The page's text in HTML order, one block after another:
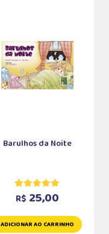
Barulhos da Noite
R$ 25,00
ADICIONAR AO CARRINHO